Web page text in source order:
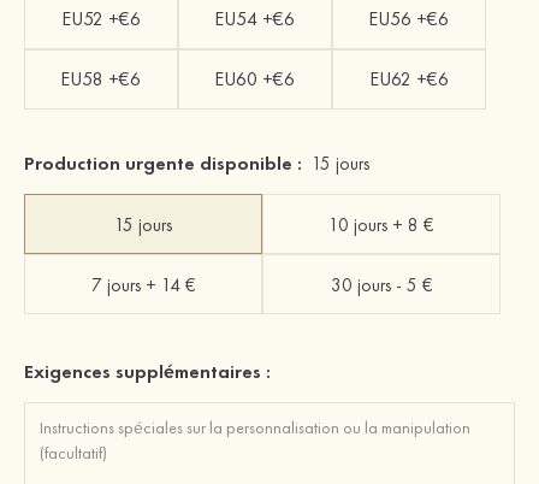
EU52 +€6 EU54 +€6 EU56 +€6
EU58 +€6 EU60 +€6 EU62 +€6
Production urgente disponible : 15 jours
15 jours 10 jours + 8 €
7 jours + 14 € 30 jours - 5 €
Exigences supplémentaires :